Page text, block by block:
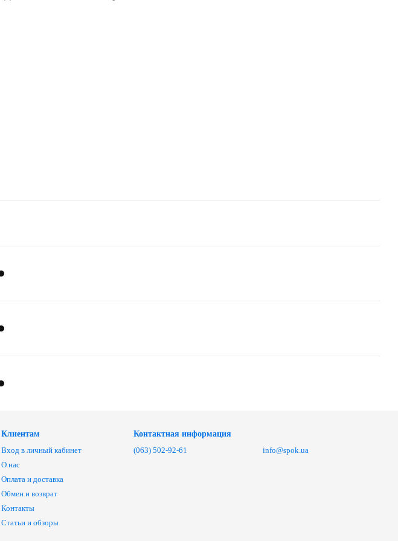
Клиентам
Вход в личный кабинет
О нас
Оплата и доставка
Обмен и возврат
Контакты
Статьи и обзоры
Контактная информация
(063) 502-92-61
info@spok.ua